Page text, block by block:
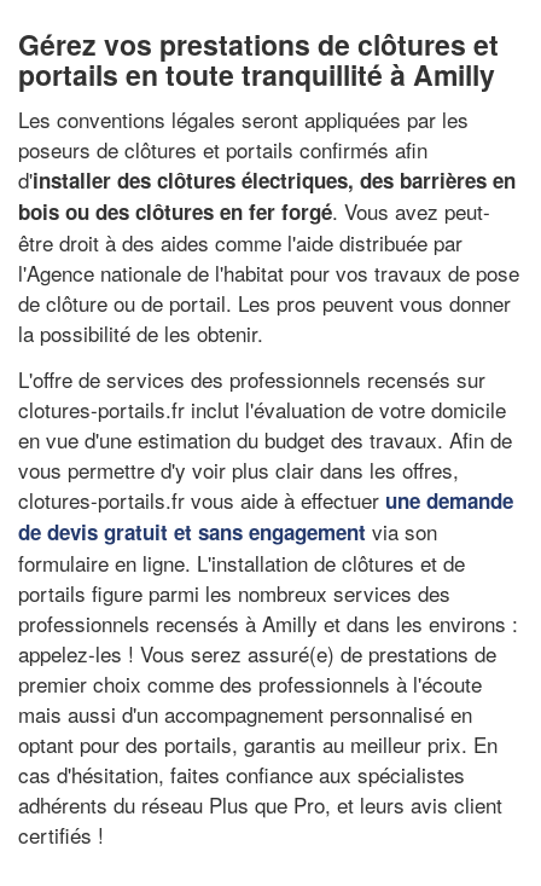
Gérez vos prestations de clôtures et
portails en toute tranquillité à Amilly
Les conventions légales seront appliquées par les
poseurs de clôtures et portails confirmés afin
d'installer des clôtures électriques, des barrières en
bois ou des clôtures en fer forgé. Vous avez peut-
être droit à des aides comme l'aide distribuée par
l'Agence nationale de l'habitat pour vos travaux de pose
de clôture ou de portail. Les pros peuvent vous donner
la possibilité de les obtenir.
L'offre de services des professionnels recensés sur
clotures-portails.fr inclut l'évaluation de votre domicile
en vue d'une estimation du budget des travaux. Afin de
vous permettre d'y voir plus clair dans les offres,
clotures-portails.fr vous aide à effectuer une demande
de devis gratuit et sans engagement via son
formulaire en ligne. L'installation de clôtures et de
portails figure parmi les nombreux services des
professionnels recensés à Amilly et dans les environs :
appelez-les ! Vous serez assuré(e) de prestations de
premier choix comme des professionnels à l'écoute
mais aussi d'un accompagnement personnalisé en
optant pour des portails, garantis au meilleur prix. En
cas d'hésitation, faites confiance aux spécialistes
adhérents du réseau Plus que Pro, et leurs avis client
certifiés !